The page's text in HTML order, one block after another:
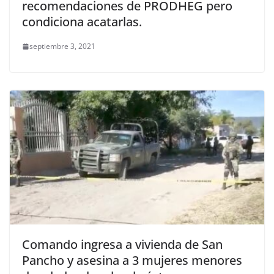
recomendaciones de PRODHEG pero
condiciona acatarlas.
septiembre 3, 2021
Comando ingresa a vivienda de San
Pancho y asesina a 3 mujeres menores